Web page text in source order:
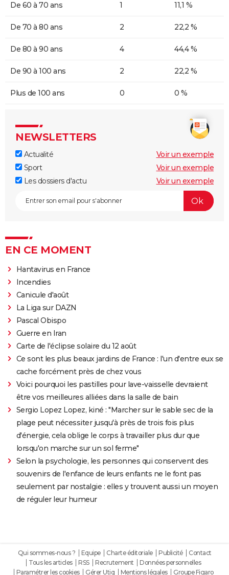
De 60 à 70 ans 1 11,1 %
De 70 à 80 ans 2 22,2 %
De 80 à 90 ans 4 44,4 %
De 90 à 100 ans 2 22,2 %
Plus de 100 ans 0 0 %
NEWSLETTERS
Actualité
Voir un exemple
Sport
Voir un exemple
Les dossiers d'actu
Voir un exemple
EN CE MOMENT
Hantavirus en France
Incendies
Canicule d'août
La Liga sur DAZN
Pascal Obispo
Guerre en Iran
Carte de l'éclipse solaire du 12 août
Ce sont les plus beaux jardins de France : l'un d'entre eux se
cache forcément près de chez vous
Voici pourquoi les pastilles pour lave-vaisselle devraient
être vos meilleures alliées dans la salle de bain
Sergio Lopez Lopez, kiné : "Marcher sur le sable sec de la
plage peut nécessiter jusqu'à près de trois fois plus
d'énergie, cela oblige le corps à travailler plus dur que
lorsqu'on marche sur un sol ferme"
Selon la psychologie, les personnes qui conservent des
souvenirs de l'enfance de leurs enfants ne le font pas
seulement par nostalgie : elles y trouvent aussi un moyen
de réguler leur humeur
Qui sommes-nous ? Equipe Charte éditoriale Publicité
Contact
Tous les articles
RSS Recrutement
Données personnelles
Paramétrer les cookies
Gérer Utiq Mentions légales Groupe Figaro